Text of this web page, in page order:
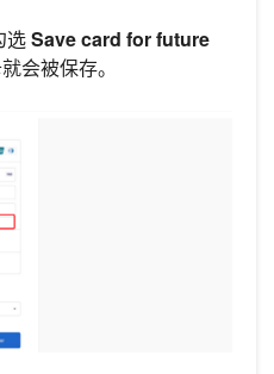
选Save card for future
会被保存。